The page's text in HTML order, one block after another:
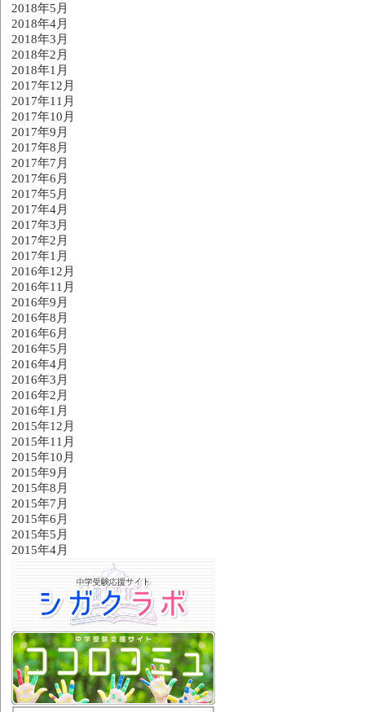
2018年5月
2018年4月
2018年3月
2018年2月
2018年1月
2017年12月
2017年11月
2017年10月
2017年9月
2017年8月
2017年7月
2017年6月
2017年5月
2017年4月
2017年3月
2017年2月
2017年1月
2016年12月
2016年11月
2016年9月
2016年8月
2016年6月
2016年5月
2016年4月
2016年3月
2016年2月
2016年1月
2015年12月
2015年11月
2015年10月
2015年9月
2015年8月
2015年7月
2015年6月
2015年5月
2015年4月